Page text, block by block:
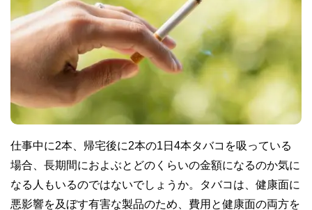
仕事中に2本、帰宅後に2本の1日4本タバコを吸っている
場合、長期間におよぶとどのくらいの金額になるのか気に
なる人もいるのではないでしょうか。タバコは、健康面に
悪影響を及ぼす有害な製品のため、費用と健康面の両方を